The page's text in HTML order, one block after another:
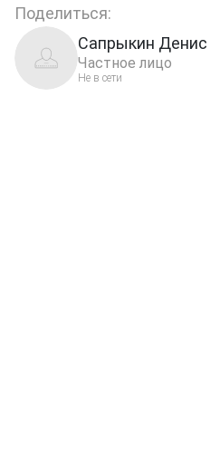
Поделиться:
Сапрыкин Денис
Частное лицо
Не в сети